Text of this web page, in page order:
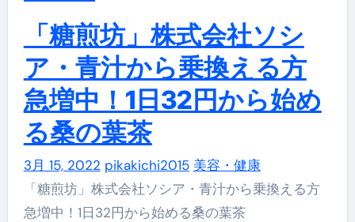
「糖煎坊」株式会社ソシ
ア・青汁から乗換える方
急増中！1日32円から始め
る桑の葉茶
3月 15, 2022 pikakichi2015 美容・健康
「糖煎坊」株式会社ソシア・青汁から乗換える方
急増中！1日32円から始める桑の葉茶